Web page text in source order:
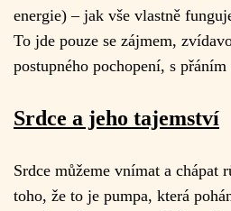
energie) – jak vše vlastně
To jde pouze se zájmem,
postupného pochopení, s
Srdce a jeho tajemství
Srdce můžeme vnímat a chápat
toho, že to je pumpa, která